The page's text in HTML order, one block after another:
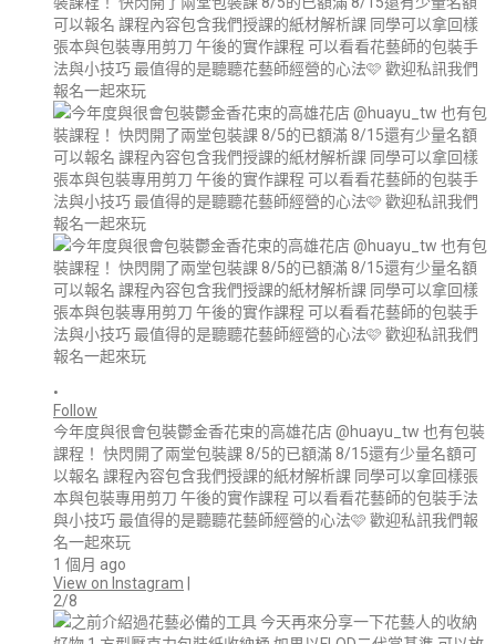
•
Follow
今年度與很會包裝鬱金香花束的高雄花店 @huayu_tw 也有包裝
課程！ 快閃開了兩堂包裝課 8/5的已額滿 8/15還有少量名額可
以報名 課程內容包含我們授課的紙材解析課 同學可以拿回樣張
本與包裝專用剪刀 午後的實作課程 可以看看花藝師的包裝手法
與小技巧 最值得的是聽聽花藝師經營的心法🩷 歡迎私訊我們報
名一起來玩
1 個月 ago
View on Instagram
2/8